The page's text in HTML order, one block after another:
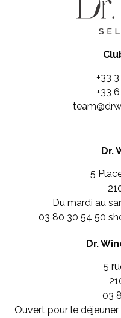
+33
+33
Dr.
5
Du mardi au
03 80 30 54 50
Dr.
5
03
Ouvert pour le